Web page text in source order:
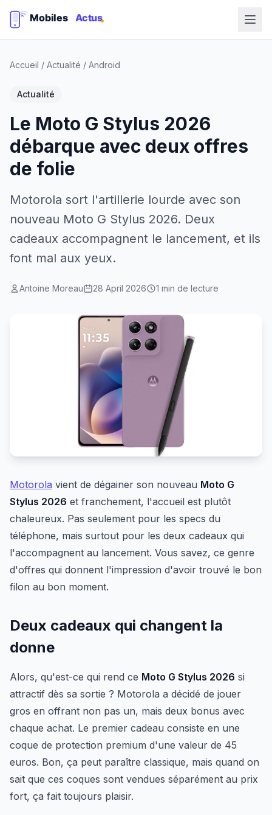
Accueil / Actualité / Android
Actualité
Le Moto G Stylus 2026
débarque avec deux offres
de folie
Motorola sort l'artillerie lourde avec son
nouveau Moto G Stylus 2026. Deux
cadeaux accompagnent le lancement, et ils
font mal aux yeux.
Antoine Moreau 28 April 2026 1 min de lecture
Motorola vient de dégainer son nouveau Moto G
Stylus 2026 et franchement, l'accueil est plutôt
chaleureux. Pas seulement pour les specs du
téléphone, mais surtout pour les deux cadeaux qui
l'accompagnent au lancement. Vous savez, ce genre
d'offres qui donnent l'impression d'avoir trouvé le bon
filon au bon moment.
Deux cadeaux qui changent la
donne
Alors, qu'est-ce qui rend ce Moto G Stylus 2026 si
attractif dès sa sortie ? Motorola a décidé de jouer
gros en offrant non pas un, mais deux bonus avec
chaque achat. Le premier cadeau consiste en une
coque de protection premium d'une valeur de 45
euros. Bon, ça peut paraître classique, mais quand on
sait que ces coques sont vendues séparément au prix
fort, ça fait toujours plaisir.